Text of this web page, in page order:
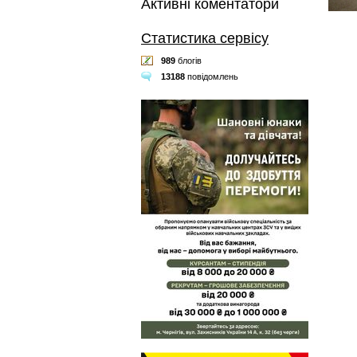
Активні коментатори
Статистика сервісу
989 блогів
13188 повідомлень